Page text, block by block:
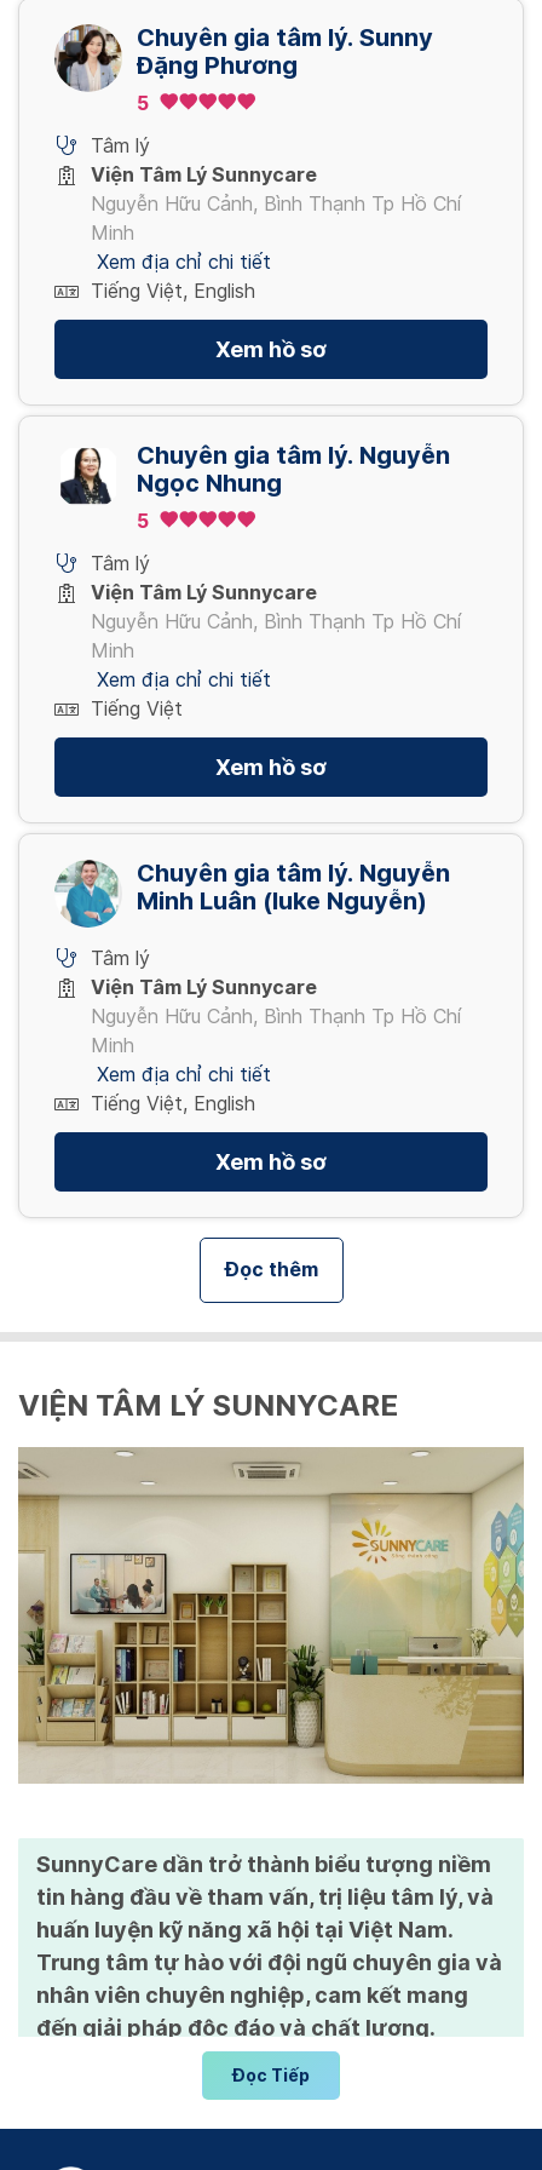
Chuyên gia tâm lý. Sunny
Đặng Phương
5
Tâm lý
Viện Tâm Lý Sunnycare
Nguyễn Hữu Cảnh, Bình Thạnh Tp Hồ Chí
Minh
Xem địa chỉ chi tiết
Tiếng Việt, English
Xem hồ sơ
Chuyên gia tâm lý. Nguyễn
Ngọc Nhung
5
Tâm lý
Viện Tâm Lý Sunnycare
Nguyễn Hữu Cảnh, Bình Thạnh Tp Hồ Chí
Minh
Xem địa chỉ chi tiết
Tiếng Việt
Xem hồ sơ
Chuyên gia tâm lý. Nguyễn
Minh Luân (luke Nguyễn)
Tâm lý
Viện Tâm Lý Sunnycare
Nguyễn Hữu Cảnh, Bình Thạnh Tp Hồ Chí
Minh
Xem địa chỉ chi tiết
Tiếng Việt, English
Xem hồ sơ
Đọc thêm
VIỆN TÂM LÝ SUNNYCARE
SunnyCare dần trở thành biểu tượng niềm
tin hàng đầu về tham vấn, trị liệu tâm lý, và
huấn luyện kỹ năng xã hội tại Việt Nam.
Trung tâm tự hào với đội ngũ chuyên gia và
nhân viên chuyên nghiệp, cam kết mang
đến giải pháp độc đáo và chất lượng.
SunnyCare không chỉ là nơi cung cấp dịch
vụ, mà còn là đối tác đồng hành, hỗ trợ toàn
diện cho mọi người đối mặt với thách thức
Đọc Tiếp